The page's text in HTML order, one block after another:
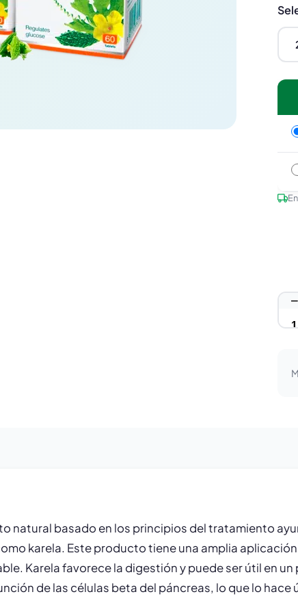
−
natural basado en los principios del tratamiento
karela. Este producto tiene una amplia
Karela favorece la digestión y puede ser útil en
de las células beta del páncreas, lo que lo